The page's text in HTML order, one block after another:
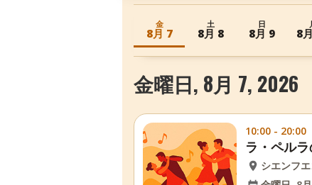
金
8月 7
土
8月 8
日
8月 9 8
金曜日, 8月 7, 2026
10:00 - 20:00
ラ・ペル
シエンフ